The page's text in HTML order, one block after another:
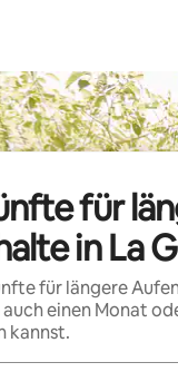
für
in La
für längere
einen Monat
kannst.